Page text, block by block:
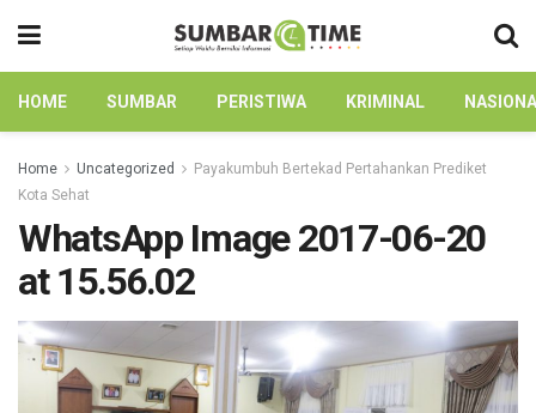
HOME SUMBAR PERISTIWA KRIMINAL
Home Uncategorized
Payakumbuh Bertekad Pertahankan Prediket
Kota Sehat
WhatsApp Image 2017-06-20
at 15.56.02